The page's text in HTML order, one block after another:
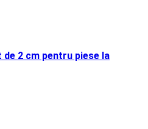
2 cm pentru piese la